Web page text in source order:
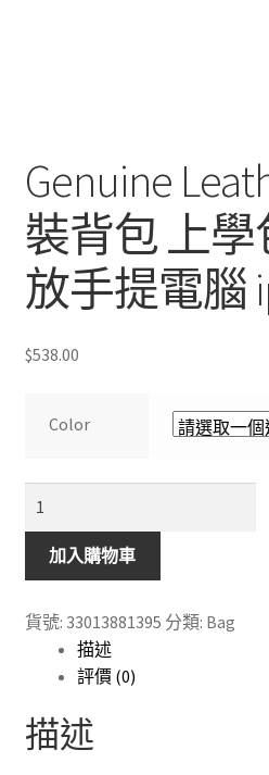
Genuine
裝背包 上學
放手提電腦
$538.00
Color
皮
裝
上
學
加入購物車
貨號: 33013881395 分類: Bag
描述
評價 (0)
描述